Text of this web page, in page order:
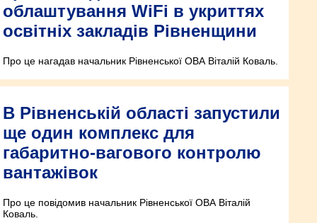
облаштування WiFi в укриттях
освітніх закладів Рівненщини
Про це нагадав начальник Рівненської ОВА Віталій Коваль.
В Рівненській області запустили
ще один комплекс для
габаритно-вагового контролю
вантажівок
Про це повідомив начальник Рівненської ОВА Віталій
Коваль.